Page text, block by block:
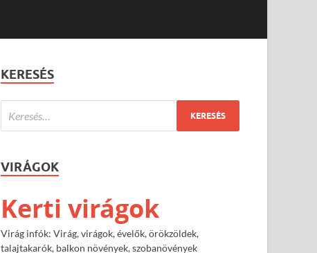
KERESÉS
VIRÁGOK
Kerti virágok
Virág infók: Virág, virágok, évelők, örökzöldek,
talajtakarók, balkon növények, szobanövények